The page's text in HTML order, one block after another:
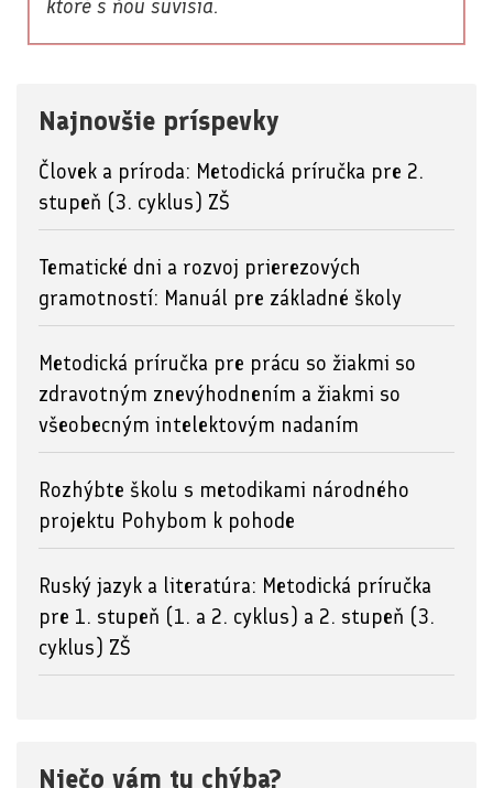
ktoré s ňou súvisia.
Najnovšie príspevky
Človek a príroda: Metodická príručka pre 2.
stupeň (3. cyklus) ZŠ
Tematické dni a rozvoj prierezových
gramotností: Manuál pre základné školy
Metodická príručka pre prácu so žiakmi so
zdravotným znevýhodnením a žiakmi so
všeobecným intelektovým nadaním
Rozhýbte školu s metodikami národného
projektu Pohybom k pohode
Ruský jazyk a literatúra: Metodická príručka
pre 1. stupeň (1. a 2. cyklus) a 2. stupeň (3.
cyklus) ZŠ
Niečo vám tu chýba?